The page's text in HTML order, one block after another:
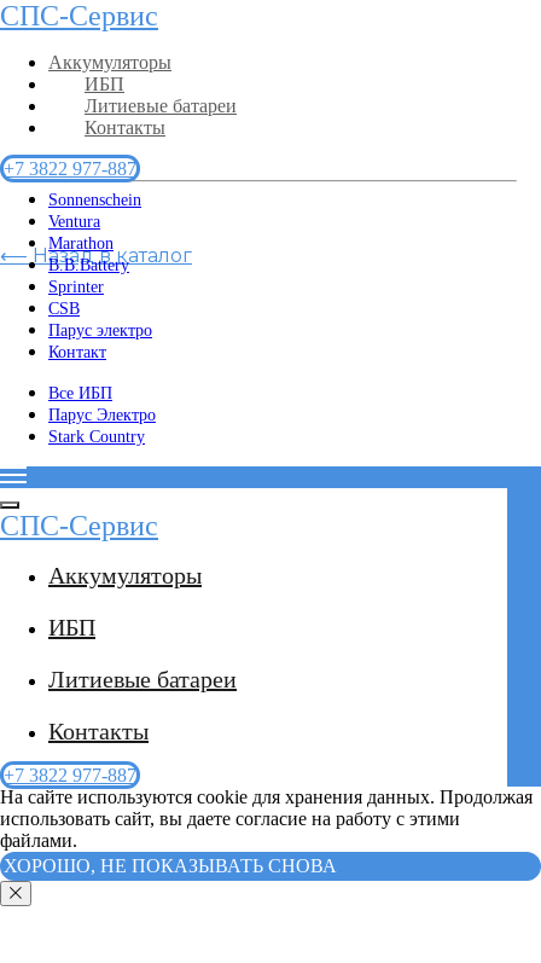
СПС-Сервис
Аккумуляторы
ИБП
Литиевые батареи
Контакты
+7 3822 977-887
⟵ Назад в каталог
Sonnenschein
Ventura
Marathon
B.B.Battery
Sprinter
CSB
Парус электро
Контакт
Все ИБП
Парус Электро
Stark Country
СПС-Сервис
Аккумуляторы
ИБП
Литиевые батареи
Контакты
+7 3822 977-887
На сайте используются cookie для хранения данных. Продолжая
использовать сайт, вы даете согласие на работу с этими
файлами.
ХОРОШО, НЕ ПОКАЗЫВАТЬ СНОВА